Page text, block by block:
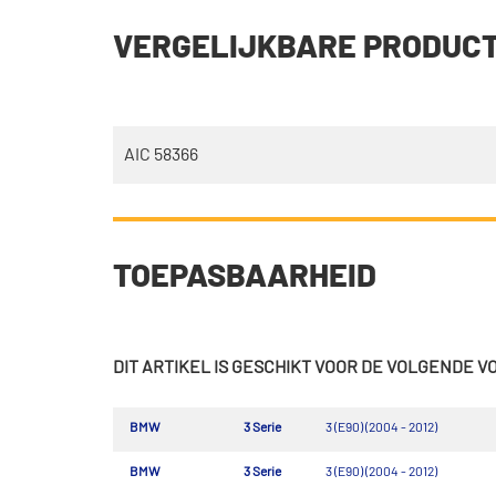
VERGELIJKBARE
AIC 58366
TOEPASBAARHEID
DIT ARTIKEL IS GESCHIKT VOOR DE VOLGENDE
BMW 3 Serie 3 (E90) (2004 - 2012)
BMW 3 Serie 3 (E90) (2004 - 2012)